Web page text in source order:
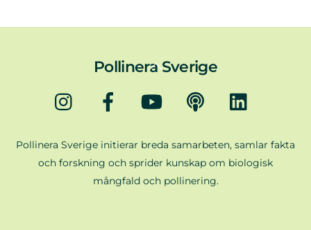
Back
Top
Pollinera Sverige
Instagram Facebook YouTube Podd
Pollinera Sverige initierar breda samarbeten, samlar fakta
och forskning och sprider kunskap om biologisk
mångfald och pollinering.